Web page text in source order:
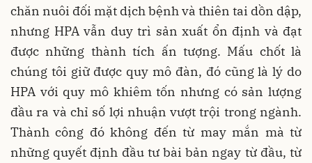
chăn nuôi đối mặt dịch bệnh và thiên tai dồn dập,
nhưng HPA vẫn duy trì sản xuất ổn định và đạt
được những thành tích ấn tượng. Mấu chốt là
chúng tôi giữ được quy mô đàn, đó cũng là lý do
HPA với quy mô khiêm tốn nhưng có sản lượng
đầu ra và chỉ số lợi nhuận vượt trội trong ngành.
Thành công đó không đến từ may mắn mà từ
những quyết định đầu tư bài bản ngay từ đầu, từ